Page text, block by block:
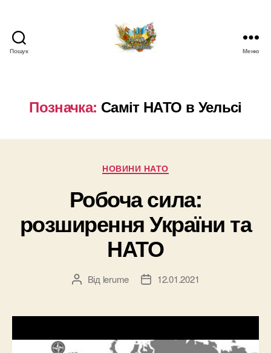
Пошук
Новини
про
в
Меню
Позначка: Саміт НАТО в Уельсі
Категорії
НОВИНИ НАТО
Робоча сила:
розширення України та
НАТО
Автор
Від lerume
Дата12.01.2021